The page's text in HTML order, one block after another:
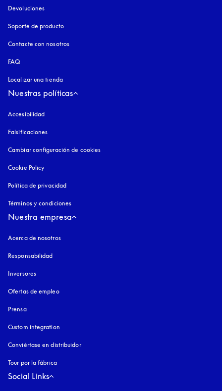
Devoluciones
Soporte de producto
Contacte con nosotros
FAQ
Localizar una tienda
Nuestras políticas
Accesibilidad
Falsificaciones
Cambiar configuración de cookies
Cookie Policy
Política de privacidad
Términos y condiciones
Nuestra empresa
Acerca de nosotros
Responsabilidad
Inversores
Ofertas de empleo
Prensa
Custom integration
Conviértase en distribuidor
Tour por la fábrica
Social Links